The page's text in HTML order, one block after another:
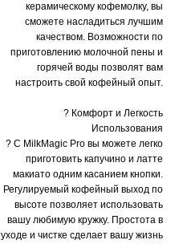
керамическому кофемолку, вы
сможете насладиться лучшим
качеством. Возможности по
приготовлению молочной пены и
горячей воды позволят вам
настроить свой кофейный опыт.
? Комфорт и Легкость
Использования
? С MilkMagic Pro вы можете легко
приготовить капучино и латте
макиато одним касанием кнопки.
Регулируемый кофейный выход по
высоте позволяет использовать
вашу любимую кружку. Простота в
уходе и чистке сделает вашу жизнь